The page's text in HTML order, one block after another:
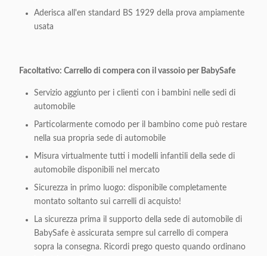
Aderisca all'en standard BS 1929 della prova ampiamente
usata
Facoltativo: Carrello di compera con il vassoio per BabySafe
Servizio aggiunto per i clienti con i bambini nelle sedi di
automobile
Particolarmente comodo per il bambino come può restare
nella sua propria sede di automobile
Misura virtualmente tutti i modelli infantili della sede di
automobile disponibili nel mercato
Sicurezza in primo luogo: disponibile completamente
montato soltanto sui carrelli di acquisto!
La sicurezza prima il supporto della sede di automobile di
BabySafe è assicurata sempre sul carrello di compera
sopra la consegna. Ricordi prego questo quando ordinano